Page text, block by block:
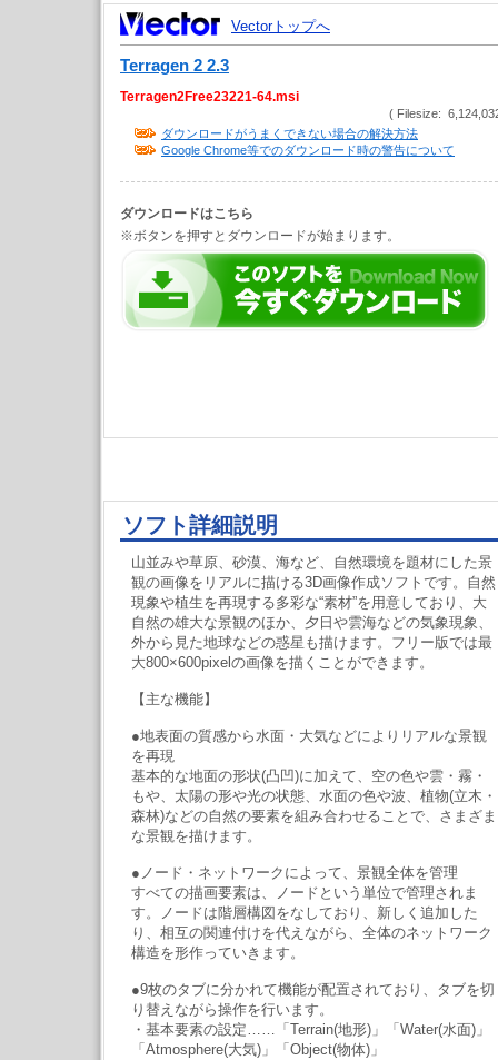
Vectorトップへ
Terragen 2 2.3
Terragen2Free23221-64.msi
( Filesize:
ダウンロードがうまくできない場合の解決方法
Google Chrome等でのダウンロード時の警告について
ダウンロードはこちら
※ボタンを押すとダウンロードが始まります。
ソフト詳細説明
山並みや草原、砂漠、海など、自然環境を題材にした景
観の画像をリアルに描ける3D画像作成ソフトです。自然
現象や植生を再現する多彩な“素材”を用意しており、大
自然の雄大な景観のほか、夕日や雲海などの気象現象、
外から見た地球などの惑星も描けます。フリー版では最
大800×600pixelの画像を描くことができます。
【主な機能】
●地表面の質感から水面・大気などによりリアルな景観
を再現
基本的な地面の形状(凸凹)に加えて、空の色や雲・霧・
もや、太陽の形や光の状態、水面の色や波、植物(立木・
森林)などの自然の要素を組み合わせることで、さまざま
な景観を描けます。
●ノード・ネットワークによって、景観全体を管理
すべての描画要素は、ノードという単位で管理されま
す。ノードは階層構図をなしており、新しく追加した
り、相互の関連付けを代えながら、全体のネットワーク
構造を形作っていきます。
●9枚のタブに分かれて機能が配置されており、タブを切
り替えながら操作を行います。
・基本要素の設定……「Terrain(地形)」「Water(水面)」
「Atmosphere(大気)」「Object(物体)」